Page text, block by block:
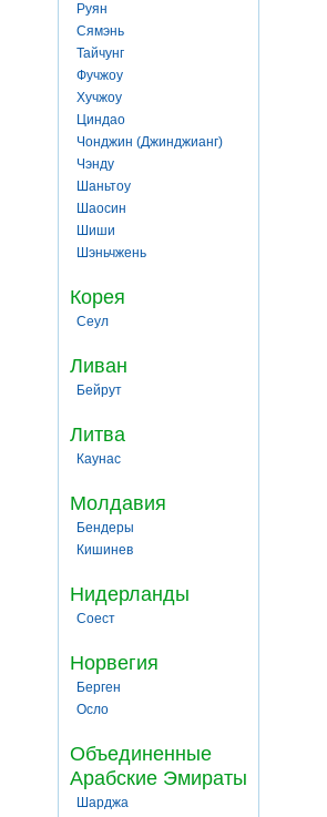
Руян
Сямэнь
Тайчунг
Фучжоу
Хучжоу
Циндао
Чонджин (Джинджианг)
Чэнду
Шаньтоу
Шаосин
Шиши
Шэньчжень
Корея
Сеул
Ливан
Бейрут
Литва
Каунас
Молдавия
Бендеры
Кишинев
Нидерланды
Соест
Норвегия
Берген
Осло
Объединенные
Арабские Эмираты
Шарджа